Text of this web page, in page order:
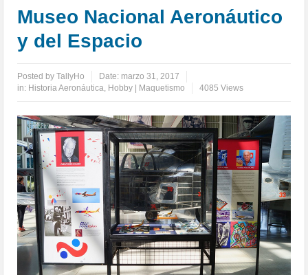
Museo Nacional Aeronáutico
y del Espacio
Posted byTallyHo Date: marzo 31, 2017
in: Historia Aeronáutica, Hobby | Maquetismo 4085 Views